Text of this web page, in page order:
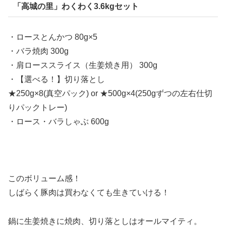
「高城の里」わくわく3.6kgセット
・ロースとんかつ 80g×5
・バラ焼肉 300g
・肩ローススライス（生姜焼き用） 300g
・【選べる！】切り落とし
★250g×8(真空パック) or ★500g×4(250gずつの左右仕切
りパックトレー)
・ロース・バラしゃぶ 600g
このボリューム感！
しばらく豚肉は買わなくても生きていける！
鍋に生姜焼きに焼肉、切り落としはオールマイティ。